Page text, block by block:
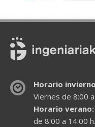
Horario
Viernes de 8:00
Horario verano:
de 8:00 a 14:00 h.